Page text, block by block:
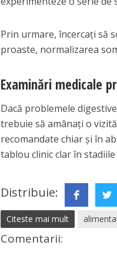
Prin urmare, încercați să
proaste, normalizarea
Examinări medicale
Dacă problemele
trebuie să amânați o
recomandate chiar și în
tablou clinic clar în
Distribuie:
Citeste mai mult
Comentarii: